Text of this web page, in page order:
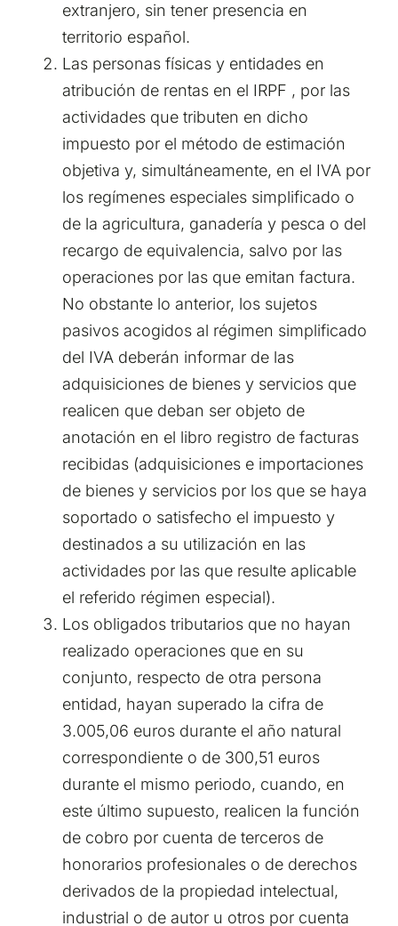
extranjero, sin tener presencia en
territorio español.
Las personas físicas y entidades en
atribución de rentas en el IRPF , por las
actividades que tributen en dicho
impuesto por el método de estimación
objetiva y, simultáneamente, en el IVA por
los regímenes especiales simplificado o
de la agricultura, ganadería y pesca o del
recargo de equivalencia, salvo por las
operaciones por las que emitan factura.
No obstante lo anterior, los sujetos
pasivos acogidos al régimen simplificado
del IVA deberán informar de las
adquisiciones de bienes y servicios que
realicen que deban ser objeto de
anotación en el libro registro de facturas
recibidas (adquisiciones e importaciones
de bienes y servicios por los que se haya
soportado o satisfecho el impuesto y
destinados a su utilización en las
actividades por las que resulte aplicable
el referido régimen especial).
Los obligados tributarios que no hayan
realizado operaciones que en su
conjunto, respecto de otra persona
entidad, hayan superado la cifra de
3.005,06 euros durante el año natural
correspondiente o de 300,51 euros
durante el mismo periodo, cuando, en
este último supuesto, realicen la función
de cobro por cuenta de terceros de
honorarios profesionales o de derechos
derivados de la propiedad intelectual,
industrial o de autor u otros por cuenta